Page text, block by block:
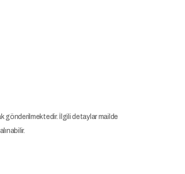
gönderilmektedir. İlgili detaylar mailde